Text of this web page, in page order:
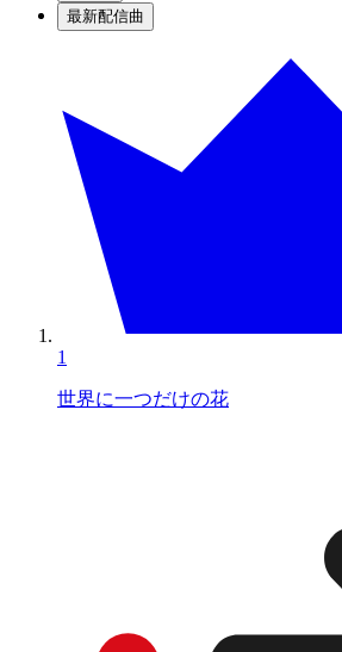
最新配信曲
1
世界に一つだけの花